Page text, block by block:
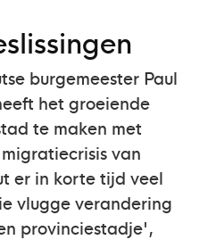
burgemeester Paul
het groeiende
te maken met
van
er in korte tijd veel
vlugge verandering
provinciestadje',